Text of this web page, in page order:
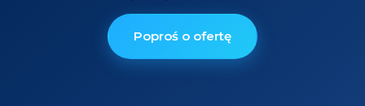
Poproś o ofertę